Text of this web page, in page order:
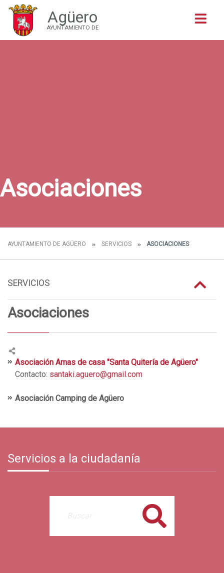
Agüero
AYUNTAMIENTO DE
Asociaciones
AYUNTAMIENTO DE AGÜERO SERVICIOS ASOCIACIONES
SERVICIOS
Asociaciones
Asociación Amas de casa "Santa Quitería de Agüero"
Contacto: santaki.aguero@gmail.com
Asociación Camping de Agüero
Servicios a la ciudadanía
Buscar